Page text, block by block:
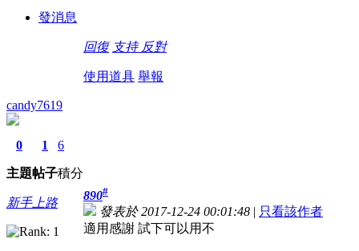
發消息
回復 支持 反對
使用道具 舉報
candy7619
0
主題
1
帖子
6
積分
新手上路
890#
發表於 2017-12-24 00:01:48 | 只看該作者
適用感謝 試下可以用不